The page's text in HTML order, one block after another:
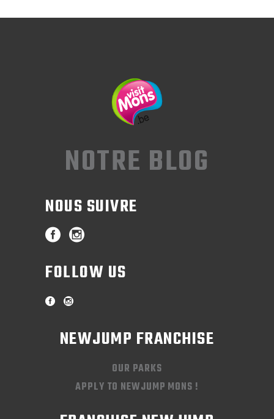
NOTRE BLOG
NOUS SUIVRE
FOLLOW US
NEWJUMP FRANCHISE
OUR PARKS
APPLY TO NEWJUMP MONS !